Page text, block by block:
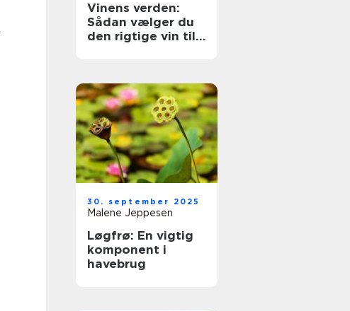
Vinens verden:
Sådan vælger du
den rigtige vin til
30. september 2025
Malene Jeppesen
Løgfrø: En vigtig
komponent i
havebrug